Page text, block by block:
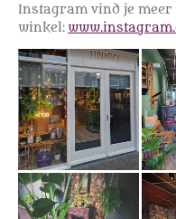
Instagram vind je meer
winkel: